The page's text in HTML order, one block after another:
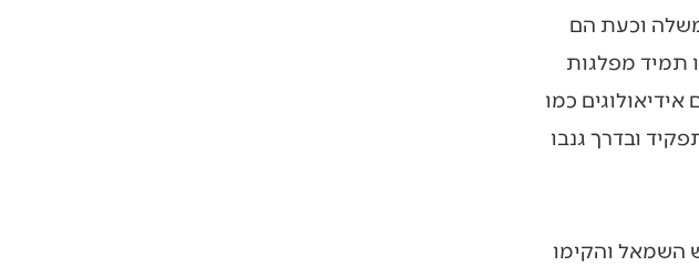
וכעת הם
תמיד מפלגות
כמו
ובדרך גנבו
השמאל והקימו